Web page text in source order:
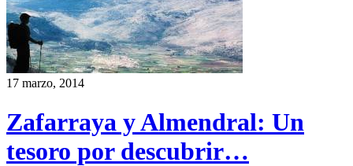
17 marzo, 2014
Zafarraya y Almendral: Un
tesoro por descubrir…